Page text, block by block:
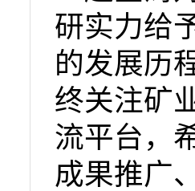
研实力给
的发展历
终关注矿
流平台，
成果推广